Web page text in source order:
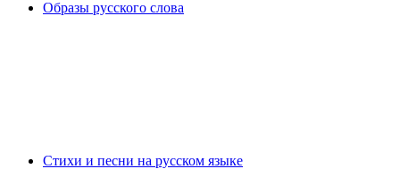
Образы русского слова
Стихи и песни на русском языке